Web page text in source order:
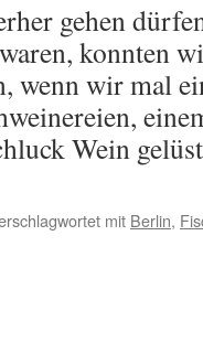
gehen
konnten
wenn wir mal
Wein
mit Berlin,